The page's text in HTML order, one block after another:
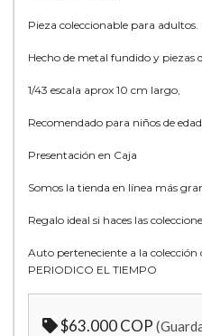
Pieza coleccionable para adultos.
Hecho de metal fundido y piezas
1/43 escala aprox 10 cm largo,
Recomendado para niños de
Presentación en Caja
Somos la tienda en línea más
Regalo ideal si haces las
Auto perteneciente a la colección
PERIODICO EL TIEMPO
$63.000 COP